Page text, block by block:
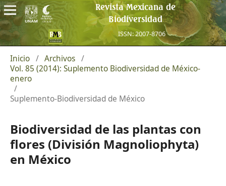
Revista Mexicana de
Biodiversidad
ISSN: 2007-8706
Inicio / Archivos /
Vol. 85 (2014): Suplemento Biodiversidad de México-
enero
/
Suplemento-Biodiversidad de México
Biodiversidad de las plantas con
flores (División Magnoliophyta)
en México